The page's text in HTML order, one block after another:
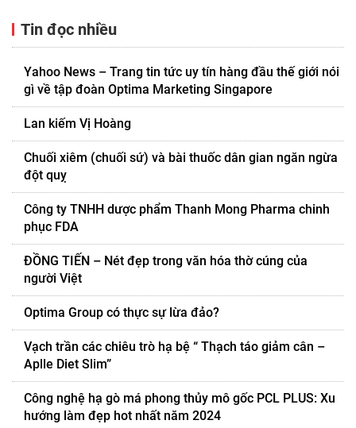
Tin đọc nhiều
Yahoo News – Trang tin tức uy tín hàng đầu thế giới nói
gì về tập đoàn Optima Marketing Singapore
Lan kiếm Vị Hoàng
Chuối xiêm (chuối sứ) và bài thuốc dân gian ngăn ngừa
đột quỵ
Công ty TNHH dược phẩm Thanh Mong Pharma chinh
phục FDA
ĐỒNG TIẾN – Nét đẹp trong văn hóa thờ cúng của
người Việt
Optima Group có thực sự lừa đảo?
Vạch trần các chiêu trò hạ bệ “ Thạch táo giảm cân –
Aplle Diet Slim”
Công nghệ hạ gò má phong thủy mô gốc PCL PLUS: Xu
hướng làm đẹp hot nhất năm 2024